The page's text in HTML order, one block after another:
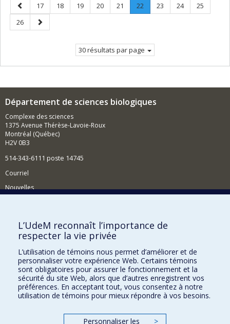
Page
précédente
Page
17 Page
18 Page
19 Page
20 Page
21 Page
22
Page
Page
23 Page
24 Page
25
Page
26
Page
suivante
30 résultats par page
Département de sciences biologiques
Complexe des sciences
1375 Avenue Thérèse-Lavoie-Roux
Montréal (Québec)
H2V 0B3
514-343-6111 poste 14745
Courriel
Nouvelles
Comment soutenir le Département?
BESOIN D'AIDE?
Plan du site
Signaler une erreur
Accessibilité
FACULTÉ DES ARTS ET DES SCIENCES
Nos départements et écoles
L’UdeM reconnaît l’importance de
respecter la vie privée
L’utilisation de témoins nous permet d’améliorer et de
personnaliser votre expérience Web. Certains témoins
sont obligatoires pour assurer le fonctionnement et la
sécurité du site Web, alors que d’autres enregistrent vos
préférences. En acceptant tout, vous consentez à notre
utilisation de témoins pour mieux répondre à vos besoins.
Personnaliser les >